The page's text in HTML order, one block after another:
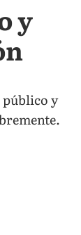
y
público y